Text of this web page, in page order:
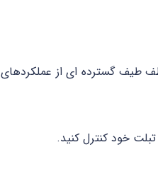
طیف گسترده ای از عملکردهای